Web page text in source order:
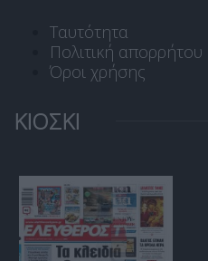
Ταυτότητα
Πολιτική απορρήτου
Όροι χρήσης
ΚΙΟΣΚΙ